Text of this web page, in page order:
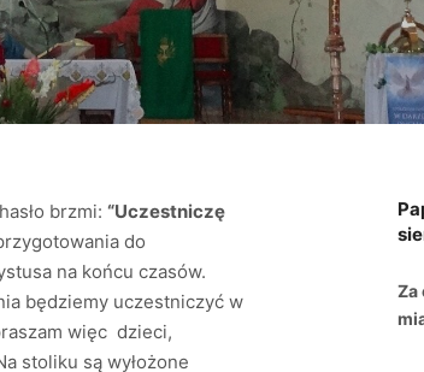
brzmi: “Uczestniczę
do
na końcu czasów.
będziemy uczestniczyć w
więc dzieci,
stoliku są wyłożone
Za